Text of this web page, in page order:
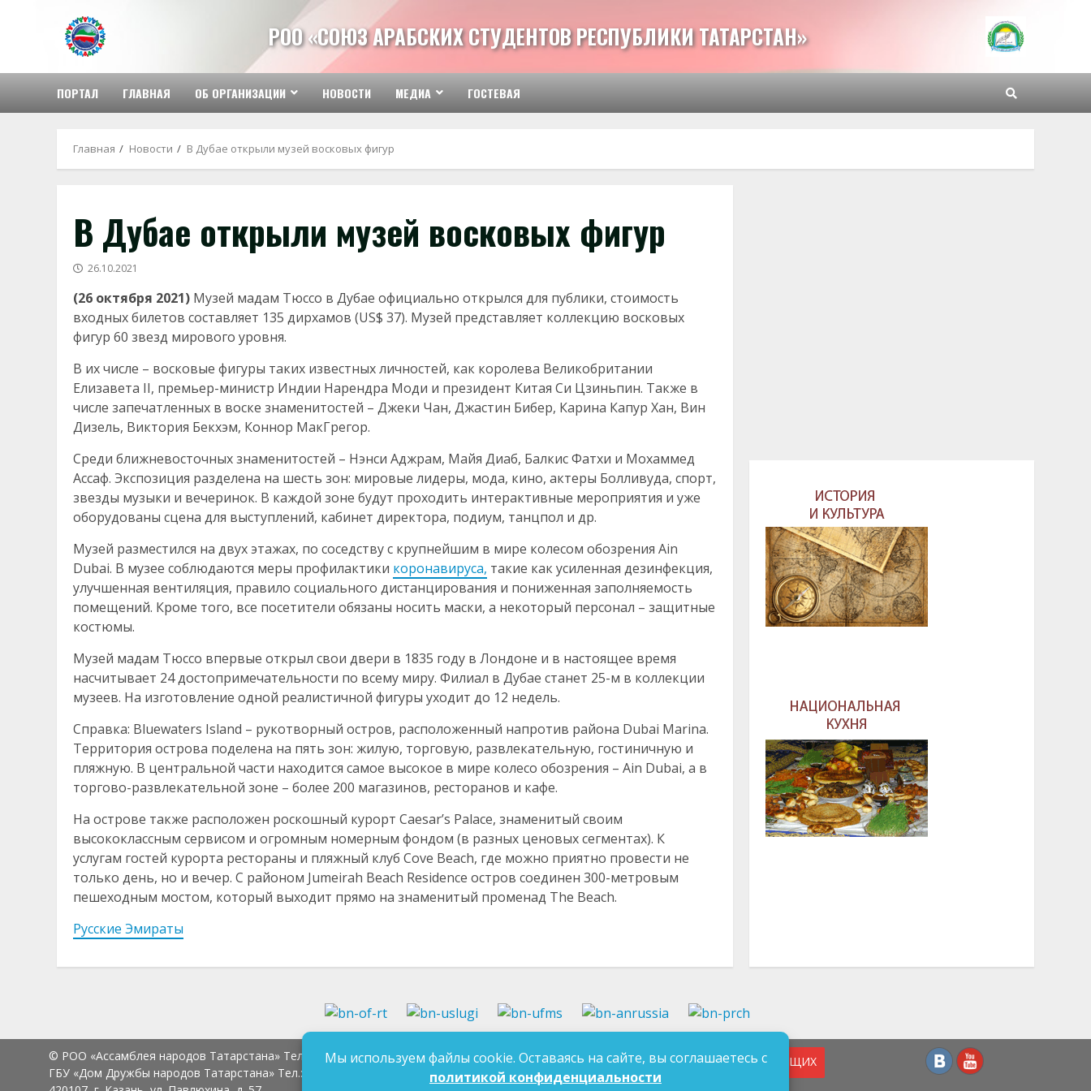
содержимому
РОО «СОЮЗ АРАБСКИХ СТУДЕНТОВ РЕСПУБЛИКИ ТАТАРСТАН»
ПОРТАЛ ГЛАВНАЯ ОБ ОРГАНИЗАЦИИ НОВОСТИ МЕДИА ГОСТЕВАЯ
Главная Новости В Дубае открыли музей восковых фигур
В Дубае открыли музей восковых фигур
26.10.2021
(26 октября 2021) Музей мадам Тюссо в Дубае официально открылся для публики, стоимость
входных билетов составляет 135 дирхамов (US$ 37). Музей представляет коллекцию восковых
фигур 60 звезд мирового уровня.
В их числе – восковые фигуры таких известных личностей, как королева Великобритании
Елизавета II, премьер-министр Индии Нарендра Моди и президент Китая Си Цзиньпин. Также в
числе запечатленных в воске знаменитостей – Джеки Чан, Джастин Бибер, Карина Капур Хан, Вин
Дизель, Виктория Бекхэм, Коннор МакГрегор.
Среди ближневосточных знаменитостей – Нэнси Аджрам, Майя Диаб, Балкис Фатхи и Мохаммед
Ассаф. Экспозиция разделена на шесть зон: мировые лидеры, мода, кино, актеры Болливуда, спорт,
звезды музыки и вечеринок. В каждой зоне будут проходить интерактивные мероприятия и уже
оборудованы сцена для выступлений, кабинет директора, подиум, танцпол и др.
Музей разместился на двух этажах, по соседству с крупнейшим в мире колесом обозрения Ain
Dubai. В музее соблюдаются меры профилактики коронавируса, такие как усиленная дезинфекция,
улучшенная вентиляция, правило социального дистанцирования и пониженная заполняемость
помещений. Кроме того, все посетители обязаны носить маски, а некоторый персонал – защитные
костюмы.
Музей мадам Тюссо впервые открыл свои двери в 1835 году в Лондоне и в настоящее время
насчитывает 24 достопримечательности по всему миру. Филиал в Дубае станет 25-м в коллекции
музеев. На изготовление одной реалистичной фигуры уходит до 12 недель.
Справка: Bluewaters Island – рукотворный остров, расположенный напротив района Dubai Marina.
Территория острова поделена на пять зон: жилую, торговую, развлекательную, гостиничную и
пляжную. В центральной части находится самое высокое в мире колесо обозрения – Ain Dubai, а в
торгово-развлекательной зоне – более 200 магазинов, ресторанов и кафе.
На острове также расположен роскошный курорт Caesar’s Palace, знаменитый своим
высококлассным сервисом и огромным номерным фондом (в разных ценовых сегментах). К
услугам гостей курорта рестораны и пляжный клуб Cove Beach, где можно приятно провести не
только день, но и вечер. С районом Jumeirah Beach Residence остров соединен 300-метровым
пешеходным мостом, который выходит прямо на знаменитый променад The Beach.
Русские Эмираты
ДЛЯ СЛАБОВИДЯЩИХ
© РОО «Ассамблея народов Татарстана» Тел.: 8 (843) 237-97-99E-mail:an-tatarstan@yandex.ru
ГБУ «Дом Дружбы народов Татарстана» Тел.:
E-mail:mk.ddn@tatar.ru
Мы используем файлы cookie. Оставаясь на сайте, вы соглашаетесь с
политикой конфиденциальности